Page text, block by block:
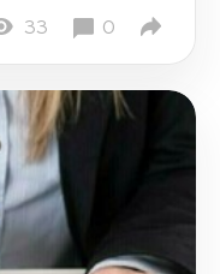
33 0